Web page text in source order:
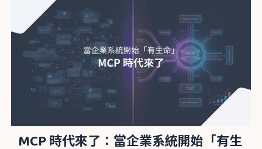
MCP 時代來了：當企業系統開始「有生